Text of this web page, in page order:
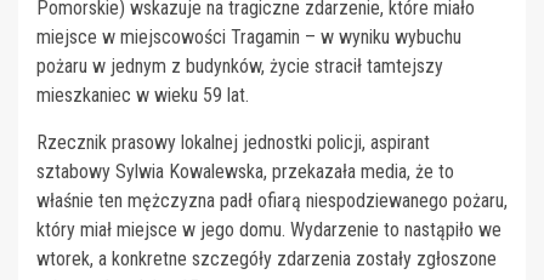
Pomorskie) wskazuje na tragiczne zdarzenie, które miało
miejsce w miejscowości Tragamin – w wyniku wybuchu
pożaru w jednym z budynków, życie stracił tamtejszy
mieszkaniec w wieku 59 lat.
Rzecznik prasowy lokalnej jednostki policji, aspirant
sztabowy Sylwia Kowalewska, przekazała media, że to
właśnie ten mężczyzna padł ofiarą niespodziewanego pożaru,
który miał miejsce w jego domu. Wydarzenie to nastąpiło we
wtorek, a konkretne szczegóły zdarzenia zostały zgłoszone